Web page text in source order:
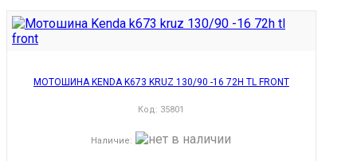
МОТОШИНА KENDA K673 KRUZ 130/90 -16 72H TL FRONT
Код: 35801
Наличие: